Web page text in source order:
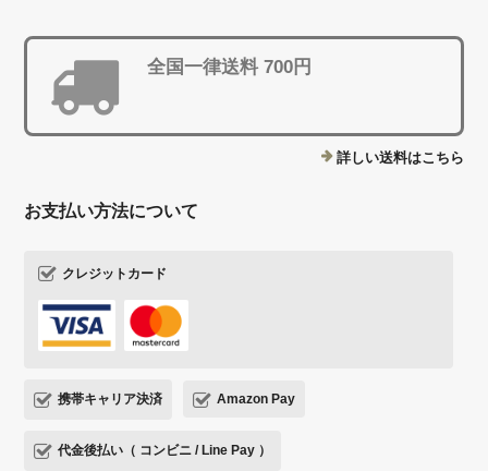
全国一律送料 700円
詳しい送料はこちら
お支払い方法について
クレジットカード
携帯キャリア決済 Amazon Pay
代金後払い（ コンビニ / Line Pay ）